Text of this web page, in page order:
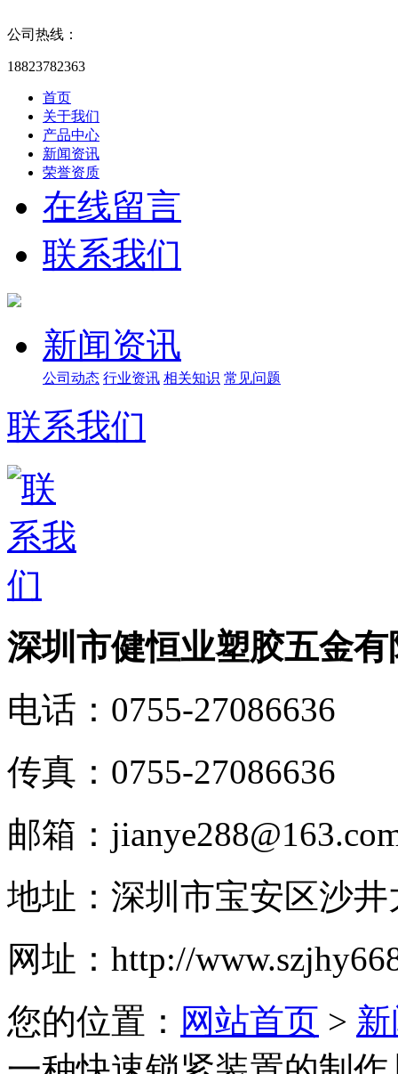
公司热线：
18823782363
首页
关于我们
产品中心
新闻资讯
荣誉资质
在线留言
联系我们
新闻资讯
公司动态 行业资讯 相关知识 常见问题
联系我们
深圳市健恒业塑胶五金有
电话： 0755-27086636
传真： 0755-27086636
邮箱：
地址： 深圳市宝安区沙
网址： http://
您的位置： 网站首页 >